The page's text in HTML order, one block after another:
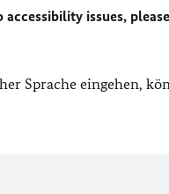
issues,
Sprache eingehen,